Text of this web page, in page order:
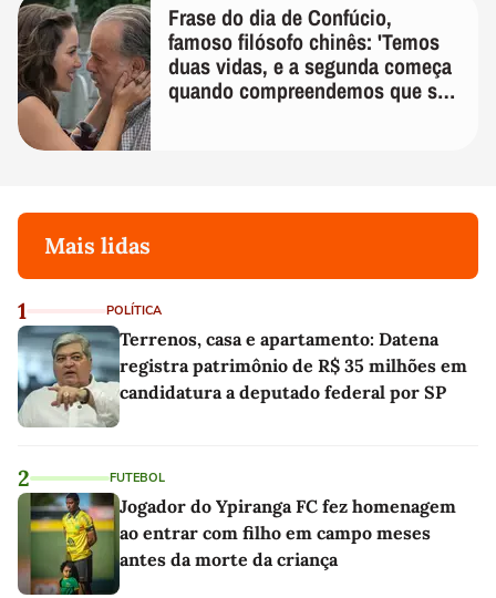
Frase do dia de Confúcio,
famoso filósofo chinês: 'Temos
duas vidas, e a segunda começa
quando compreendemos que só
Mais lidas
1 POLÍTICA
Terrenos, casa e apartamento: Datena
registra patrimônio de R$ 35 milhões em
candidatura a deputado federal por SP
2 FUTEBOL
Jogador do Ypiranga FC fez homenagem
ao entrar com filho em campo meses
antes da morte da criança